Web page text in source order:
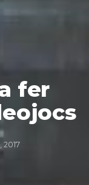
fer
2017